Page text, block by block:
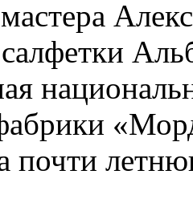
мастера
почти